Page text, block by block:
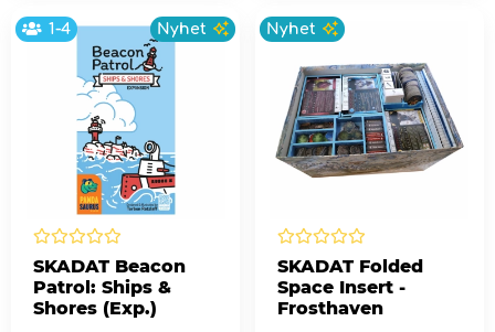
1-4 Nyhet
SKADAT Beacon
Patrol: Ships &
Shores (Exp.)
Nyhet
SKADAT Folded
Space Insert -
Frosthaven